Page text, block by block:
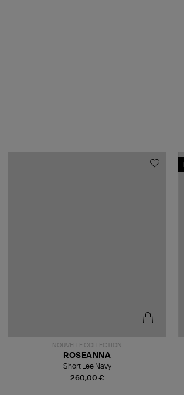
NOUVELLE COLLECTION
260,00 €
ROSEANNA
Short Lee Navy